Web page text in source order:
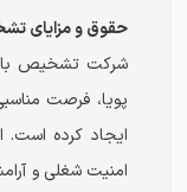
حقوق و مزایای
شرکت تشخیص
پویا، فرصت
ایجاد کرده است.
امنیت شغلی و